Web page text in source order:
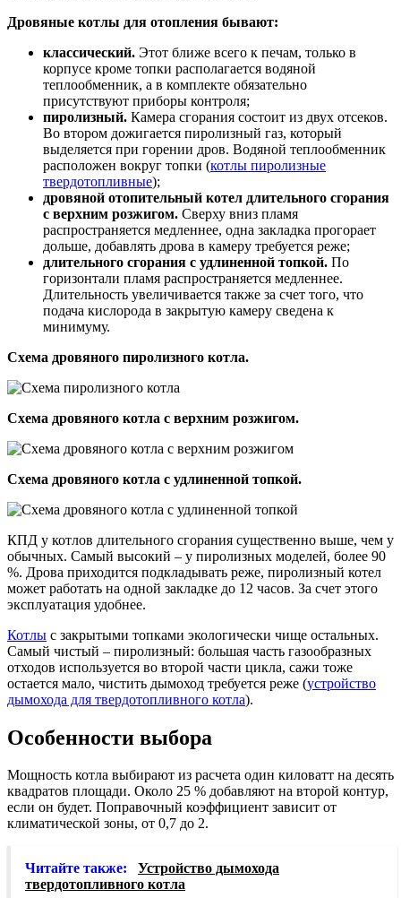
Дровяные котлы для отопления бывают:
классический. Этот ближе всего к печам, только в
корпусе кроме топки располагается водяной
теплообменник, а в комплекте обязательно
присутствуют приборы контроля;
пиролизный. Камера сгорания состоит из двух отсеков.
Во втором дожигается пиролизный газ, который
выделяется при горении дров. Водяной теплообменник
расположен вокруг топки (котлы пиролизные
твердотопливные);
дровяной отопительный котел длительного сгорания
с верхним розжигом. Сверху вниз пламя
распространяется медленнее, одна закладка прогорает
дольше, добавлять дрова в камеру требуется реже;
длительного сгорания с удлиненной топкой. По
горизонтали пламя распространяется медленнее.
Длительность увеличивается также за счет того, что
подача кислорода в закрытую камеру сведена к
минимуму.
Схема дровяного пиролизного котла.
Схема дровяного котла с верхним розжигом.
Схема дровяного котла с удлиненной топкой.
КПД у котлов длительного сгорания существенно выше, чем у
обычных. Самый высокий – у пиролизных моделей, более 90
%. Дрова приходится подкладывать реже, пиролизный котел
может работать на одной закладке до 12 часов. За счет этого
эксплуатация удобнее.
Котлы с закрытыми топками экологически чище остальных.
Самый чистый – пиролизный: большая часть газообразных
отходов используется во второй части цикла, сажи тоже
остается мало, чистить дымоход требуется реже (устройство
дымохода для твердотопливного котла).
Особенности выбора
Мощность котла выбирают из расчета один киловатт на десять
квадратов площади. Около 25 % добавляют на второй контур,
если он будет. Поправочный коэффициент зависит от
климатической зоны, от 0,7 до 2.
Читайте также:
Устройство дымохода
твердотопливного котла